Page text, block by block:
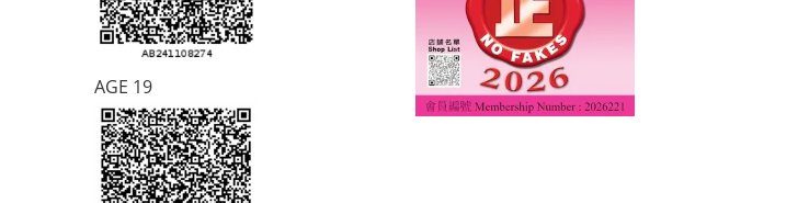
AGE 19